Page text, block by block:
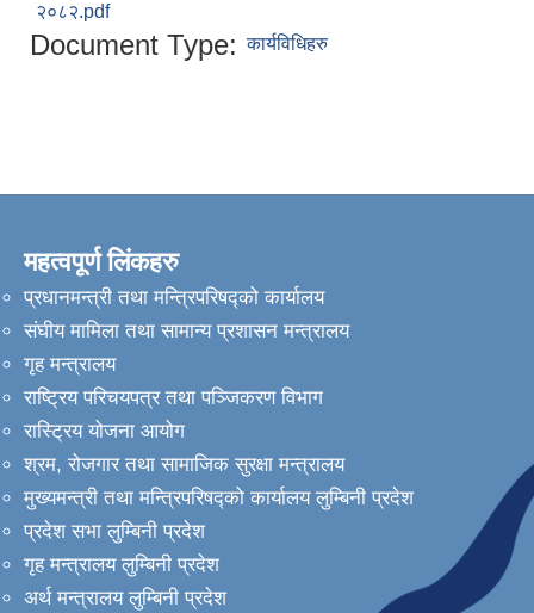
२०८२.pdf
Document Type: कार्यविधिहरु
महत्वपूर्ण लिंकहरु
प्रधानमन्त्री तथा मन्त्रिपरिषद्को कार्यालय
संघीय मामिला तथा सामान्य प्रशासन मन्त्रालय
गृह मन्त्रालय
राष्ट्रिय परिचयपत्र तथा पञ्जिकरण विभाग
रास्ट्रिय योजना आयोग
श्रम, रोजगार तथा सामाजिक सुरक्षा मन्त्रालय
मुख्यमन्त्री तथा मन्त्रिपरिषद्को कार्यालय लुम्बिनी प्रदेश
प्रदेश सभा लुम्बिनी प्रदेश
गृह मन्त्रालय लुम्बिनी प्रदेश
अर्थ मन्त्रालय लुम्बिनी प्रदेश